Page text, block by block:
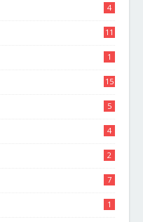
4
11
1
15
5
4
2
7
1